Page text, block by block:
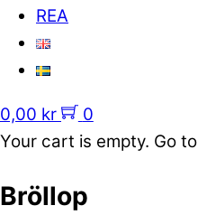
REA
0,00 kr
0
Your cart is empty. Go to
Bröllop